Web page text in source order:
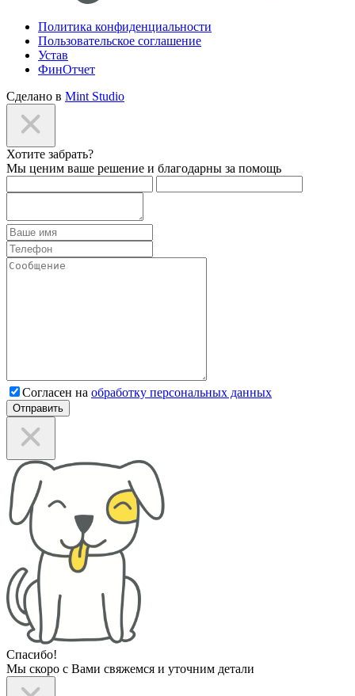
Политика конфиденциальности
Пользовательское соглашение
Устав
ФинОтчет
Сделано в Mint Studio
Хотите забрать?
Мы ценим ваше решение и благодарны за помощь
Согласен на обработку персональных данных
Отправить
Спасибо!
Мы скоро с Вами свяжемся и уточним детали